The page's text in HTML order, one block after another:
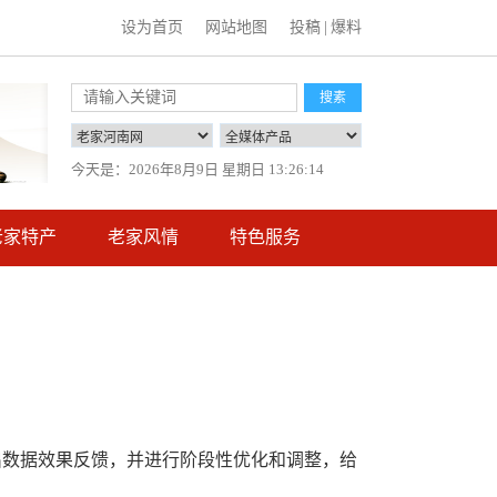
设为首页 网站地图 投稿 爆料
搜素
今天是： 2026年8月9日 星期日 13:26:14
特产 老家风情 特色服务
据效果反馈，并进行阶段性优化和调整，给